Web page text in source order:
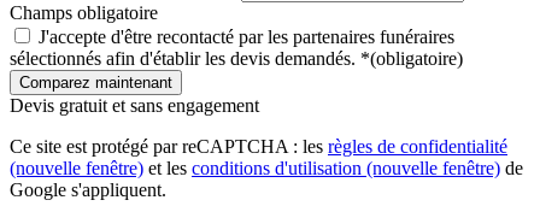
Champs obligatoire
J'accepte d'être recontacté par les partenaires funéraires
sélectionnés afin d'établir les devis demandés. *(obligatoire)
Devis gratuit et sans engagement
Ce site est protégé par reCAPTCHA : les règles de confidentialité
(nouvelle fenêtre) et les conditions d'utilisation (nouvelle fenêtre) de
Google s'appliquent.